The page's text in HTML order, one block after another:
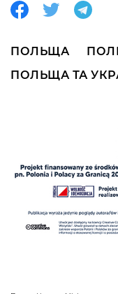
ПОЛЬЩА
ПОЛЬЩА ТА